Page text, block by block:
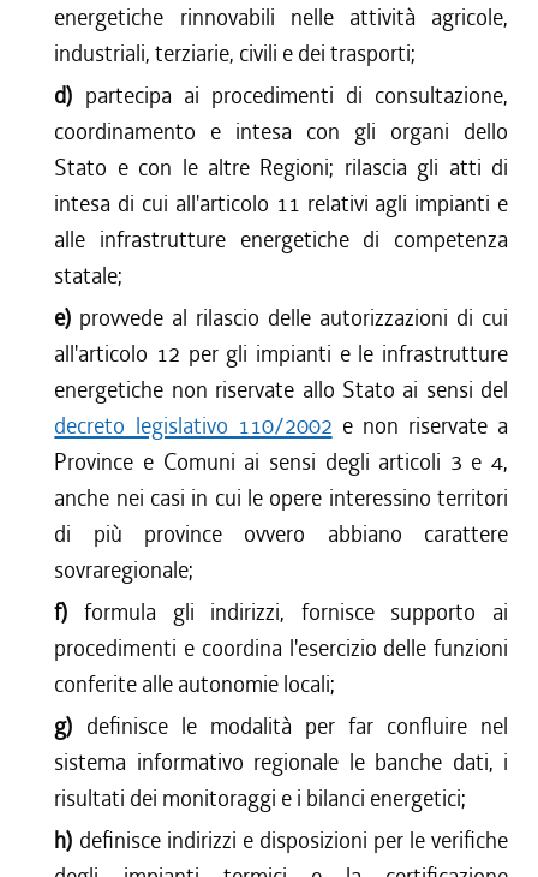
energetiche rinnovabili nelle attività agricole,
industriali, terziarie, civili e dei trasporti;
d) partecipa ai procedimenti di consultazione,
coordinamento e intesa con gli organi dello
Stato e con le altre Regioni; rilascia gli atti di
intesa di cui all'articolo 11 relativi agli impianti e
alle infrastrutture energetiche di competenza
statale;
e) provvede al rilascio delle autorizzazioni di cui
all'articolo 12 per gli impianti e le infrastrutture
energetiche non riservate allo Stato ai sensi del
decreto legislativo 110/2002 e non riservate a
Province e Comuni ai sensi degli articoli 3 e 4,
anche nei casi in cui le opere interessino territori
di più province ovvero abbiano carattere
sovraregionale;
f)formula gli indirizzi, fornisce supporto ai
procedimenti e coordina l'esercizio delle funzioni
conferite alle autonomie locali;
g) definisce le modalità per far confluire nel
sistema informativo regionale le banche dati, i
risultati dei monitoraggi e i bilanci energetici;
h) definisce indirizzi e disposizioni per le verifiche